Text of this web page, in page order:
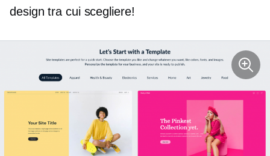
design tra cui scegliere!